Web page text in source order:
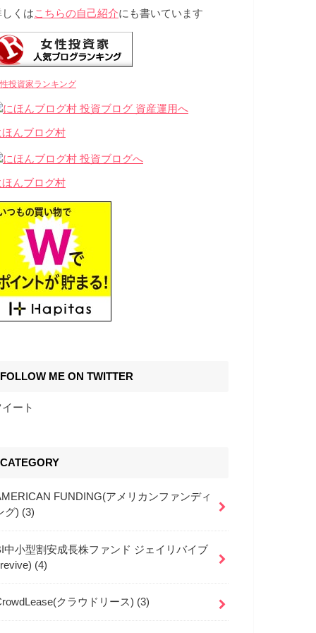
しくはこちらの自己紹介にも書いています
投資家ランキング
ほんブログ村
ほんブログ村
FOLLOW ME ON TWITTER
ート
CATEGORY
FUNDING(アメリカンファンディ
グ) (3)
中小型割安成長株ファンド ジェイリバイブ
(4)
クラウドリース) (3)